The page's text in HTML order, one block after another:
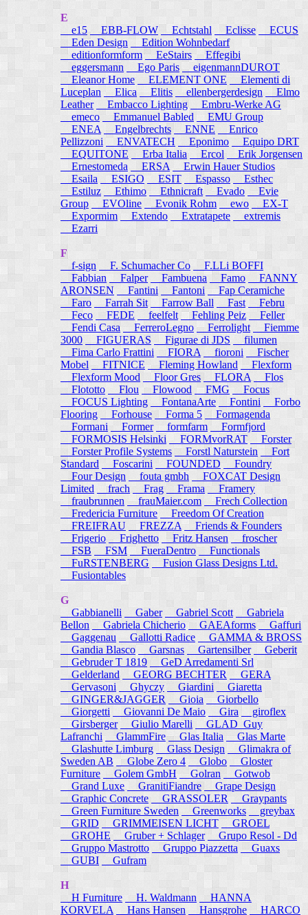
E
e15 EBB-FLOW Echtstahl Eclisse
ECUS
Eden Design
Edition Wohnbedarf
editionformform
EeStairs
Effegibi
eggersmann
Ego Paris
eigenmannDUROT
Eleanor Home
ELEMENT ONE
Elementi di
Luceplan
Elica Elitis ellenbergerdesign
Elmo
Leather
Embacco Lighting
Embru-Werke AG
emeco
Emmanuel Babled
EMU Group
ENEA
Engelbrechts ENNE
Enrico
Pellizzoni ENVATECH Eponimo
Equipo DRT
EQUITONE
Erba Italia Ercol
Erik Jorgensen
Ernestomeda
ERSA
Erwin Hauer Studios
Esaila
ESIGO ESIT Espasso
Esthec
Estiluz
Ethimo Ethnicraft Evado
Evie
Group
EVOline Evonik Rohm ewo
EX-T
Expormim
Extendo Extratapete
extremis
Ezarri
F
f-sign
F. Schumacher Co
F.LLi BOFFI
Fabbian
Falper Fambuena Famo
FANNY
ARONSEN
Fantini Fantoni
Fap Ceramiche
Faro
Farrah Sit Farrow Ball Fast
Febru
Feco
FEDE feelfelt Fehling Peiz
Feller
Fendi Casa
FerreroLegno Ferrolight
Fiemme
3000
FIGUERAS Figurae di JDS
filumen
Fima Carlo Frattini
FIORA fioroni
Fischer
Mobel
FITNICE Fleming Howland
Flexform
Flexform Mood
Floor Gres FLORA
Flos
Flototto
Flou Flowood FMG
Focus
FOCUS Lighting
FontanaArte Fontini
Forbo
Flooring
Forhouse Forma 5
Formagenda
Formani
Former formfarm
Formfjord
FORMOSIS Helsinki
FORMvorRAT
Forster
Forster Profile Systems
Forstl Naturstein
Fort
Standard
Foscarini FOUNDED
Foundry
Four Design
fouta gmbh
FOXCAT Design
Limited
frach Frag Frama
Framery
fraubrunnen
frauMaier.com
Frech Collection
Fredericia Furniture
Freedom Of Creation
FREIFRAU
FREZZA
Friends & Founders
Frigerio
Frighetto Fritz Hansen
froscher
FSB
FSM FueraDentro
Functionals
FuRSTENBERG
Fusion Glass Designs Ltd.
Fusiontables
G
Gabbianelli
Gaber Gabriel Scott
Gabriela
Bellon
Gabriela Chicherio GAEAforms
Gaffuri
Gaggenau
Gallotti Radice
GAMMA & BROSS
Gandia Blasco
Garsnas Gartensilber
Geberit
Gebruder T 1819
GeD Arredamenti Srl
Gelderland
GEORG BECHTER
GERA
Gervasoni
Ghyczy Giardini
Giaretta
GINGER&JAGGER
Gioia
Giorbello
Giorgetti
Giovanni De Maio Gira
giroflex
Girsberger
Giulio Marelli
GLAD_Guy
Lafranchi
GlammFire Glas Italia
Glas Marte
Glashutte Limburg
Glass Design
Glimakra of
Sweden AB
Globe Zero 4 Globo
Gloster
Furniture
Golem GmbH Golran
Gotwob
Grand Luxe
GranitiFiandre
Grape Design
Graphic Concrete
GRASSOLER
Graypants
Green Furniture Sweden
Greenworks
greybax
GRID
GRIMMEISEN LICHT
GROEL
GROHE
Gruber + Schlager
Grupo Resol - Dd
Gruppo Mastrotto
Gruppo Piazzetta
Guaxs
GUBI
Gufram
H
H Furniture
H. Waldmann
HANNA
KORVELA
Hans Hansen Hansgrohe HARCO